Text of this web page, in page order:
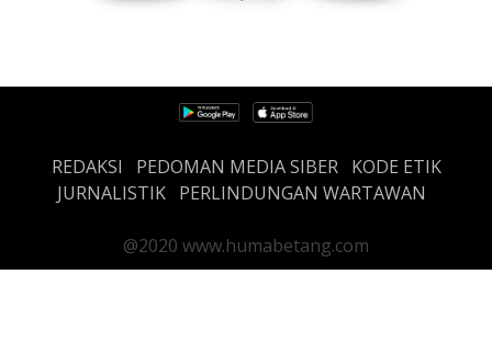
REDAKSI PEDOMAN MEDIA SIBER
KODE ETIK
JURNALISTIK PERLINDUNGAN WARTAWAN
@2020 www.humabetang.com